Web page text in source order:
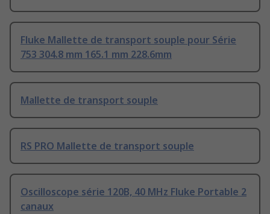
Fluke Mallette de transport souple pour Série
753 304.8 mm 165.1 mm 228.6mm
Mallette de transport souple
RS PRO Mallette de transport souple
Oscilloscope série 120B, 40 MHz Fluke Portable 2
canaux